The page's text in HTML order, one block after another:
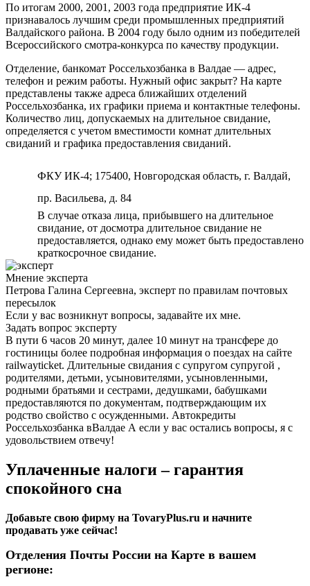
По итогам 2000, 2001, 2003 года предприятие ИК-4
признавалось лучшим среди промышленных предприятий
Валдайского района. В 2004 году было одним из победителей
Всероссийского смотра-конкурса по качеству продукции.
Отделение, банкомат Россельхозбанка в Валдае — адрес,
телефон и режим работы. Нужный офис закрыт? На карте
представлены также адреса ближайших отделений
Россельхозбанка, их графики приема и контактные телефоны.
Количество лиц, допускаемых на длительное свидание,
определяется с учетом вместимости комнат длительных
свиданий и графика предоставления свиданий.
ФКУ ИК-4; 175400, Новгородская область, г. Валдай,
пр. Васильева, д. 84
В случае отказа лица, прибывшего на длительное
свидание, от досмотра длительное свидание не
предоставляется, однако ему может быть предоставлено
краткосрочное свидание.
Мнение эксперта
Петрова Галина Сергеевна, эксперт по правилам почтовых
пересылок
Если у вас возникнут вопросы, задавайте их мне.
Задать вопрос эксперту
В пути 6 часов 20 минут, далее 10 минут на трансфере до
гостиницы более подробная информация о поездах на сайте
railwayticket. Длительные свидания с супругом супругой ,
родителями, детьми, усыновителями, усыновленными,
родными братьями и сестрами, дедушками, бабушками
предоставляются по документам, подтверждающим их
родство свойство с осужденными. Автокредиты
Россельхозбанка вВалдае А если у вас остались вопросы, я с
удовольствием отвечу!
Уплаченные налоги – гарантия
спокойного сна
Добавьте свою фирму на TovaryPlus.ru и начните
продавать уже сейчас!
Отделения Почты России на Карте в вашем
регионе: